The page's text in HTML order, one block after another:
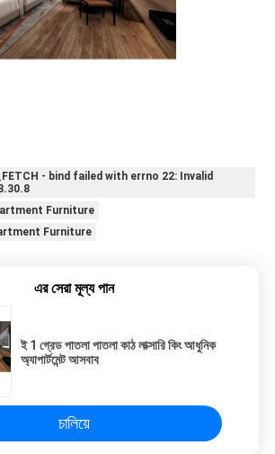
- bind failed with errno 22: Invalid
Furniture
Furniture
এর সেরা মূল্য পান
ই 1 গ্রেড পাতলা পাতলা কাঠ লাক্সারি কিং আধুনিক
অ্যাপার্টমেন্ট আসবাব
চালিয়ে